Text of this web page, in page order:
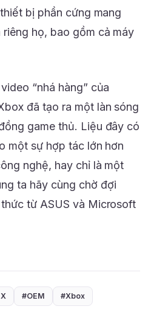
bị phần cứng mang
họ, bao gồm cả máy
“nhá hàng” của
đã tạo ra một làn sóng
game thủ. Liệu đây có
một sự hợp tác lớn hơn
nghệ, hay chỉ là một
ta hãy cùng chờ đợi
từ ASUS và Microsoft
#OEM #Xbox